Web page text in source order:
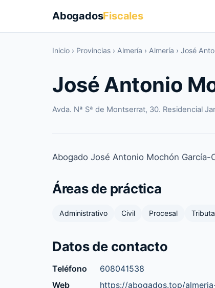
AbogadosFiscales
Inicio › Provincias › Almería › Almería › José
José Antonio
Avda. Nª Sª de Montserrat, 30. Residencial
Abogado José Antonio Mochón García-
Áreas de práctica
Administrativo Civil Procesal
Datos de contacto
Teléfono
608041538
Web
https://abogados.top/